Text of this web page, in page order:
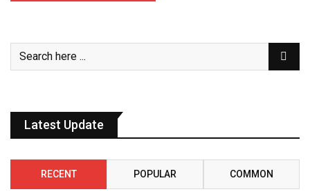
Latest Update
RECENT POPULAR COMMON